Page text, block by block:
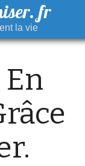
fr
la vie